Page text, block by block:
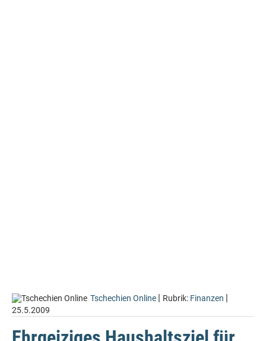
Tschechien Online | Rubrik: Finanzen |
25.5.2009